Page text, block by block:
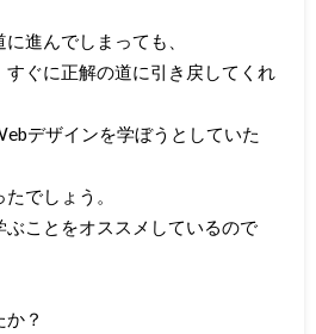
進んでしまっても、
ぐに正解の道に引き戻してくれ
デザインを学ぼうとしていた
でしょう。
ことをオススメしているので
？